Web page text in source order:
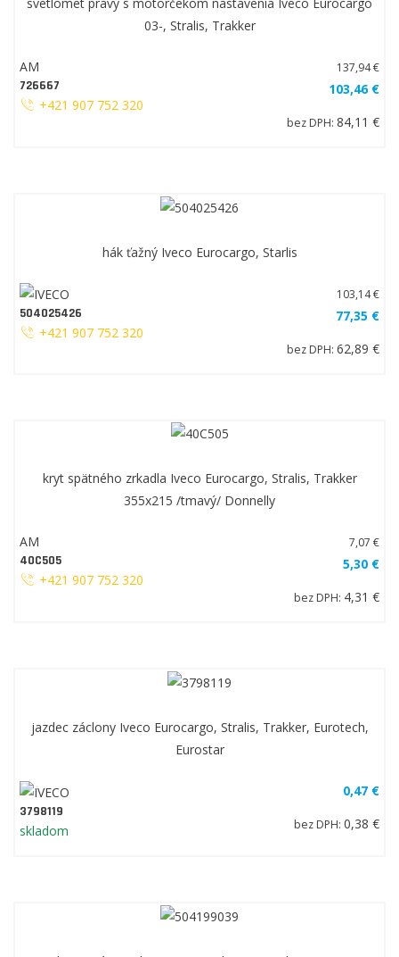
03-, Stralis, Trakker
AM
726667
+421 907 752 320
137,94 €
103,46 €
bez DPH: 84,11 €
hák ťažný Iveco Eurocargo, Starlis
504025426
+421 907 752 320
103,14 €
77,35 €
bez DPH: 62,89 €
kryt spätného zrkadla Iveco Eurocargo, Stralis, Trakker
355x215 /tmavý/ Donnelly
AM
40C505
+421 907 752 320
7,07 €
5,30 €
bez DPH: 4,31 €
jazdec záclony Iveco Eurocargo, Stralis, Trakker, Eurotech,
Eurostar
3798119
skladom
0,47 €
bez DPH: 0,38 €